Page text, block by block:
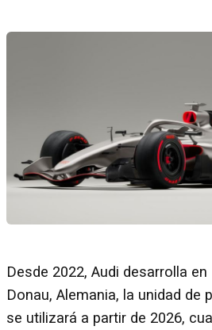
Desde 2022, Audi desarrolla
Donau, Alemania, la unidad de
se utilizará a partir de 2026,